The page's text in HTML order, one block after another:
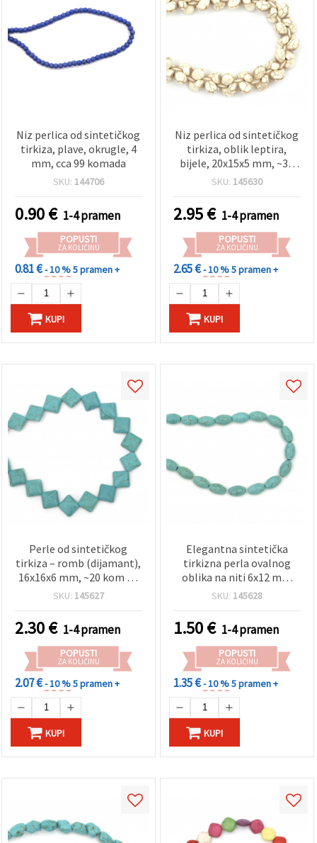
Niz perlica od sintetičkog
tirkiza, plave, okrugle, 4
mm, cca 99 komada
SKU: 144706
0.90€ 1-4 pramen
POPUSTI
ZA KOLIČINU
0.81 €- 10 %5 pramen +
KUPI
Niz perlica od sintetičkog
tirkiza, oblik leptira,
bijele, 20x15x5 mm, ~34
kom
SKU: 145630
2.95€ 1-4 pramen
POPUSTI
ZA KOLIČINU
2.65 €- 10 %5 pramen +
KUPI
Perle od sintetičkog
tirkiza – romb (dijamant),
16x16x6 mm, ~20 kom na
niti – plavo-zelene za DIY
potrepštine
SKU: 145627
2.30€ 1-4 pramen
POPUSTI
ZA KOLIČINU
2.07 €- 10 %5 pramen +
KUPI
Elegantna sintetička
tirkizna perla ovalnog
oblika na niti 6x12 mm
~30 kom – izgled
idealno za izradu nakita i
kreativne hobby DIY
projekte
SKU: 145628
1.50€ 1-4 pramen
POPUSTI
ZA KOLIČINU
1.35 €- 10 %5 pramen +
KUPI